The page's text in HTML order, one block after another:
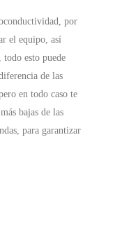
por
el equipo, así
esto puede
de las
en todo caso te
bajas de las
para garantizar